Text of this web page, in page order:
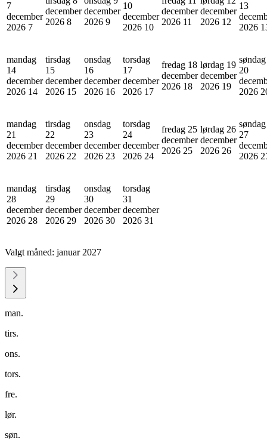
7
december
2026 7
december
2026 8
december
2026 9
10
december
2026 10
december
2026 11
december
2026 12
13
2026
mandag
14
december
2026 14
tirsdag
15
december
2026 15
onsdag
16
december
2026 16
torsdag
17
december
2026 17
fredag 18
december
2026 18
lørdag 19
december
2026 19
søndag
20
2026
mandag
21
december
2026 21
tirsdag
22
december
2026 22
onsdag
23
december
2026 23
torsdag
24
december
2026 24
fredag 25
december
2026 25
lørdag 26
december
2026 26
søndag
27
2026
mandag
28
december
2026 28
tirsdag
29
december
2026 29
onsdag
30
december
2026 30
torsdag
31
december
2026 31
Valgt måned: januar 2027
man.
tirs.
ons.
tors.
fre.
lør.
søn.